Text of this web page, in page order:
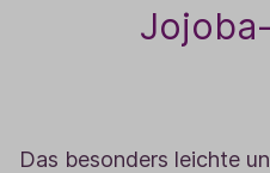
Das besonders leichte